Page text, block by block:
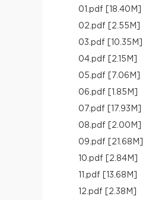
01.pdf [18.40M]
02.pdf [2.55M]
03.pdf [10.35M]
04.pdf [2.15M]
05.pdf [7.06M]
06.pdf [1.85M]
07.pdf [17.93M]
08.pdf [2.00M]
09.pdf [21.68M]
10.pdf [2.84M]
11.pdf [13.68M]
12.pdf [2.38M]